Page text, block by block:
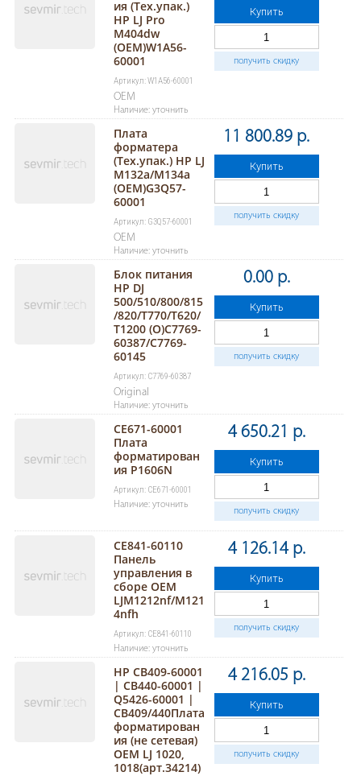
ия (Тех.упак.)
HP LJ Pro
M404dw
(OEM)W1A56-
60001
Артикул: W1A56-60001
OEM
Наличие: уточнить
Купить
получить скидку
Плата
форматера
(Тех.упак.) HP LJ
M132a/M134a
(OEM)G3Q57-
60001
Артикул: G3Q57-60001
OEM
Наличие: уточнить
11 800.89 р.
Купить
получить скидку
Блок питания
HP DJ
500/510/800/815
/820/T770/T620/
T1200 (O)C7769-
60387/C7769-
60145
Артикул: C7769-60387
Original
Наличие: уточнить
0.00 р.
Купить
получить скидку
CE671-60001
Плата
форматирован
ия P1606N
Артикул: CE671-60001
Наличие: уточнить
4 650.21 р.
Купить
получить скидку
CE841-60110
Панель
управления в
сборе OEM
LJM1212nf/M121
4nfh
Артикул: CE841-60110
Наличие: уточнить
4 126.14 р.
Купить
получить скидку
HP CB409-60001
| CB440-60001 |
Q5426-60001 |
CB409/440Плата
форматирован
ия (не сетевая)
ОЕМ LJ 1020,
1018(арт.34214)
4 216.05 р.
Купить
получить скидку